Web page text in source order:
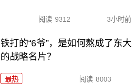
阅读 9312 3小时前
铁打的“6爷”，是如何熬成了东大
的战略名片？
最热 阅读 8003